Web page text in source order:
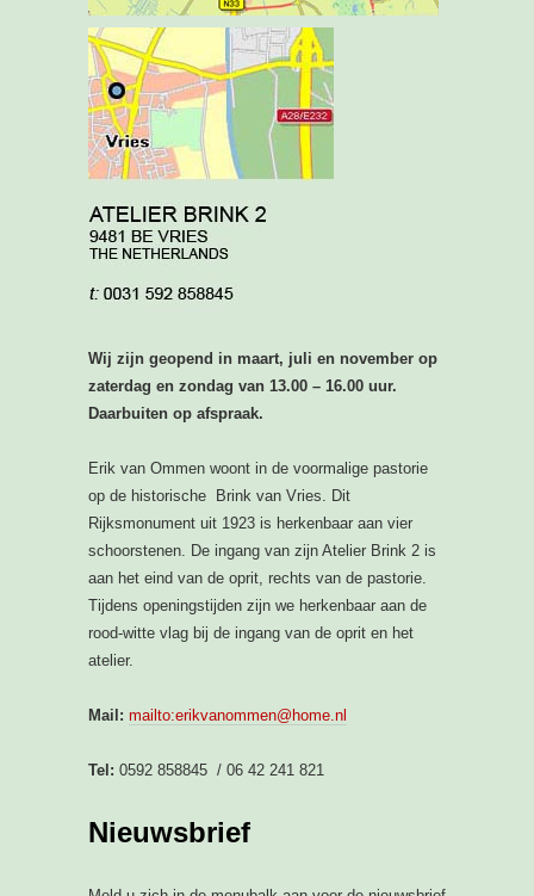
Wij zijn geopend in maart, juli en november op
zaterdag en zondag van 13.00 – 16.00 uur.
Daarbuiten op afspraak.
Erik van Ommen woont in de voormalige pastorie
op de historische Brink van Vries. Dit
Rijksmonument uit 1923 is herkenbaar aan vier
schoorstenen. De ingang van zijn Atelier Brink 2 is
aan het eind van de oprit, rechts van de pastorie.
Tijdens openingstijden zijn we herkenbaar aan de
rood-witte vlag bij de ingang van de oprit en het
atelier.
Mail: mailto:erikvanommen@home.nl
Tel: 0592 858845 / 06 42 241 821
Nieuwsbrief